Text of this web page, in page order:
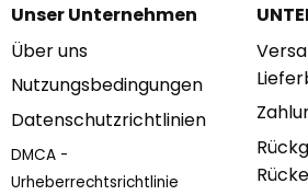
Unser Unternehmen
Über uns
Nutzungsbedingungen
Datenschutzrichtlinien
DMCA -
Urheberrechtsrichtlinie